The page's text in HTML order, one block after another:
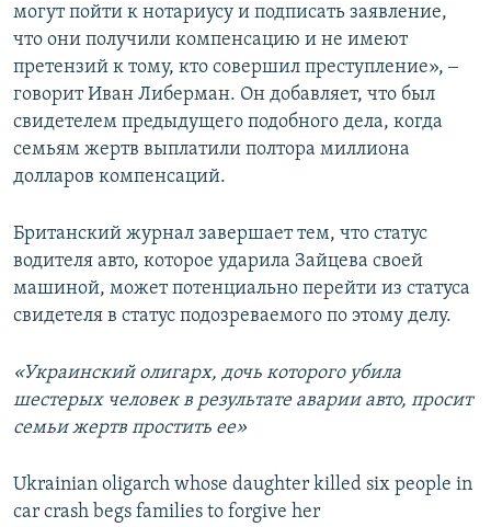
могут пойти к нотариусу и подписать заявление,
что они получили компенсацию и не имеют
претензий к тому, кто совершил преступление», ‒
говорит Иван Либерман. Он добавляет, что был
свидетелем предыдущего подобного дела, когда
семьям жертв выплатили полтора миллиона
долларов компенсаций.
Британский журнал завершает тем, что статус
водителя авто, которое ударила Зайцева своей
машиной, может потенциально перейти из статуса
свидетеля в статус подозреваемого по этому делу.
«Украинский олигарх, дочь которого убила
шестерых человек в результате аварии авто, просит
семьи жертв простить ее»
Ukrainian oligarch whose daughter killed six people in
car crash begs families to forgive her